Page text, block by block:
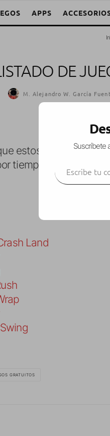
APPS
DE
M. Alejandro W. García
estos listados os
tiempo limitado así
Land
GRATUITOS
Suscríbete